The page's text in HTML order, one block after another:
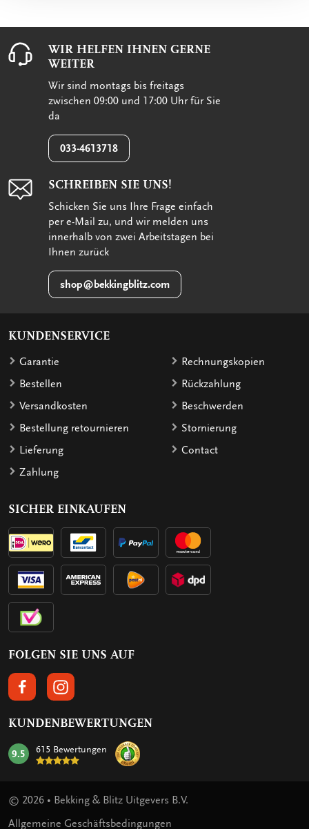
WIR HELFEN IHNEN GERNE
WEITER
Wir sind montags bis freitags
zwischen 09:00 und 17:00 Uhr für Sie
da
033-4613718
SCHREIBEN SIE UNS!
Schicken Sie uns Ihre Frage einfach
per e-Mail zu, und wir melden uns
innerhalb von zwei Arbeitstagen bei
Ihnen zurück
shop@bekkingblitz.com
KUNDENSERVICE
Garantie
Bestellen
Versandkosten
Bestellung retournieren
Lieferung
Zahlung
Rechnungskopien
Rückzahlung
Beschwerden
Stornierung
Contact
SICHER EINKAUFEN
FOLGEN SIE UNS AUF
FOLGEN SIE UNS AUF FACEBOOK
FOLGEN SIE UNS AUF INSTAGRAM
KUNDENBEWERTUNGEN
mark:
9.5 615 Bewertungen
© 2026 • Bekking & Blitz Uitgevers B.V.
Allgemeine Geschäftsbedingungen